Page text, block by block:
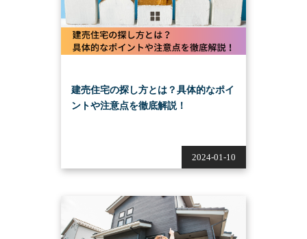
2024-01-10
建売住宅の探し方とは？具体的なポイ
ントや注意点を徹底解説！